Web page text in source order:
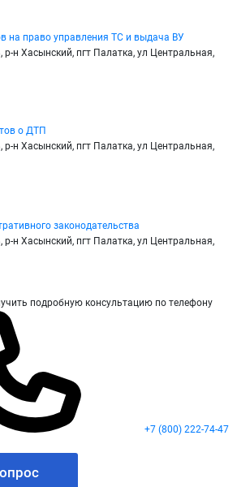
на право управления ТС и выдача ВУ
р-н Хасынский, пгт Палатка, ул Центральная,
о ДТП
р-н Хасынский, пгт Палатка, ул Центральная,
законодательства
р-н Хасынский, пгт Палатка, ул Центральная,
подробную консультацию по телефону
+7 (800) 222-74-47